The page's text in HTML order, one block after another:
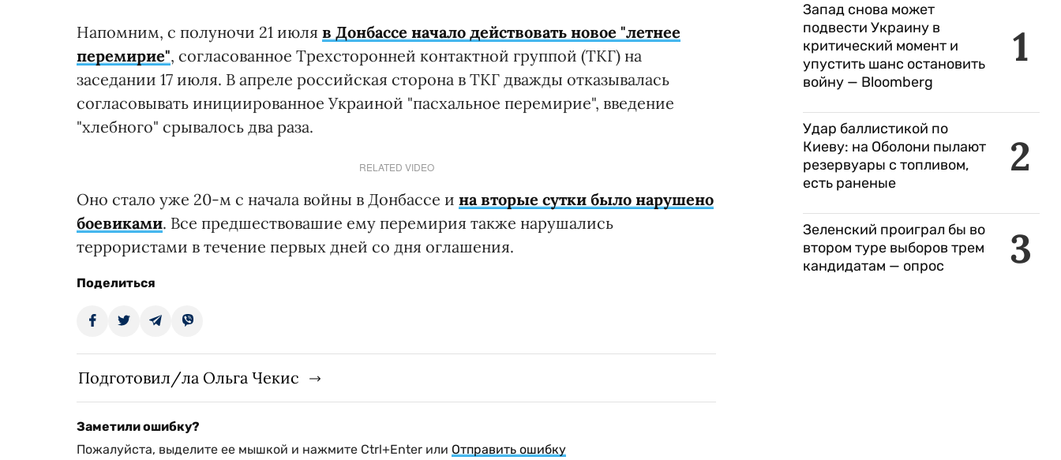
Напомним, с полуночи 21 июля в Донбассе начало действовать новое "летнее
перемирие", согласованное Трехсторонней контактной группой (ТКГ) на
заседании 17 июля. В апреле российская сторона в ТКГ дважды отказывалась
согласовывать инициированное Украиной "пасхальное перемирие", введение
"хлебного" срывалось два раза.
RELATED VIDEO
Оно стало уже 20-м с начала войны в Донбассе и на вторые сутки было нарушено
боевиками. Все предшествовашие ему перемирия также нарушались
террористами в течение первых дней со дня оглашения.
Поделиться
Подготовил/ла Ольга Чекис
Заметили ошибку?
Пожалуйста, выделите ее мышкой и нажмите Ctrl+Enter или Отправить ошибку
1
Запад снова может
подвести Украину в
критический момент и
упустить шанс остановить
войну — Bloomberg
2
Удар баллистикой по
Киеву: на Оболони пылают
резервуары с топливом,
есть раненые
3
Зеленский проиграл бы во
втором туре выборов трем
кандидатам — опрос